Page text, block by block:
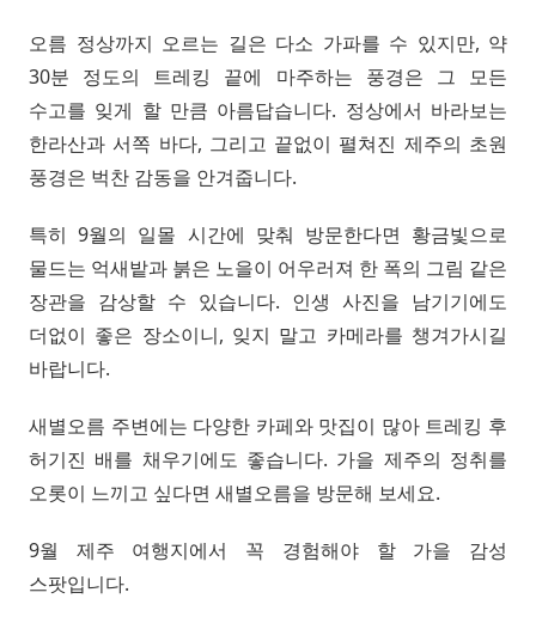
오름 정상까지 오르는 길은 다소 가파를 수 있지만, 약
30분 정도의 트레킹 끝에 마주하는 풍경은 그 모든
수고를 잊게 할 만큼 아름답습니다. 정상에서 바라보는
한라산과 서쪽 바다, 그리고 끝없이 펼쳐진 제주의 초원
풍경은 벅찬 감동을 안겨줍니다.
특히 9월의 일몰 시간에 맞춰 방문한다면 황금빛으로
물드는 억새밭과 붉은 노을이 어우러져 한 폭의 그림 같은
장관을 감상할 수 있습니다. 인생 사진을 남기기에도
더없이 좋은 장소이니, 잊지 말고 카메라를 챙겨가시길
바랍니다.
새별오름 주변에는 다양한 카페와 맛집이 많아 트레킹 후
허기진 배를 채우기에도 좋습니다. 가을 제주의 정취를
오롯이 느끼고 싶다면 새별오름을 방문해 보세요.
9월 제주 여행지에서 꼭 경험해야 할 가을 감성
스팟입니다.